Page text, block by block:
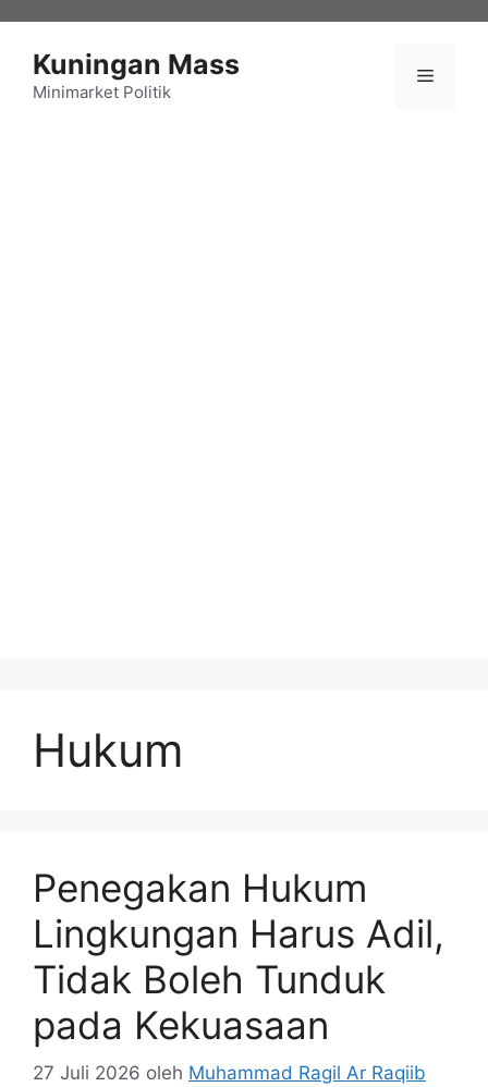
Kuningan Mass
Minimarket Politik
Menu
Hukum
Penegakan Hukum
Lingkungan Harus Adil,
Tidak Boleh Tunduk
pada Kekuasaan
27 Juli 2026 oleh Muhammad Ragil Ar Raqiib